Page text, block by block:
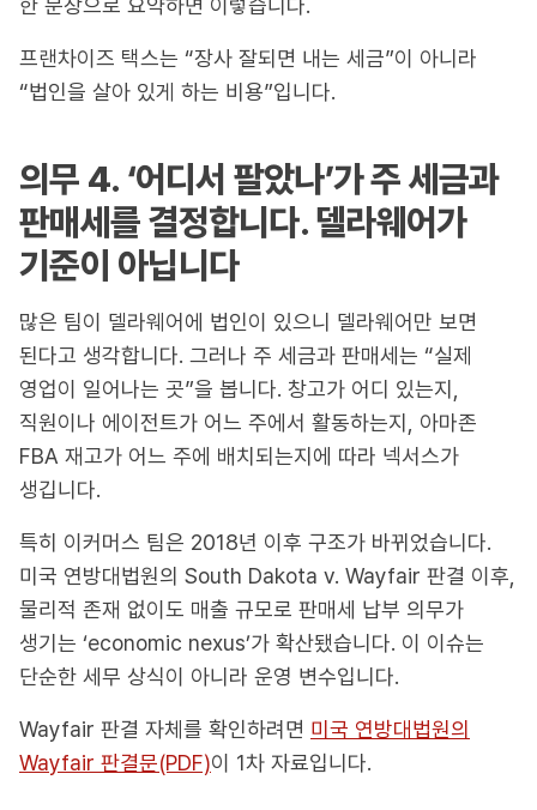
한 문장으로 요약하면 이렇습니다.
프랜차이즈 택스는 “장사 잘되면 내는 세금”이 아니라
“법인을 살아 있게 하는 비용”입니다.
의무 4. ‘어디서 팔았나’가 주 세금과
판매세를 결정합니다. 델라웨어가
기준이 아닙니다
많은 팀이 델라웨어에 법인이 있으니 델라웨어만 보면
된다고 생각합니다. 그러나 주 세금과 판매세는 “실제
영업이 일어나는 곳”을 봅니다. 창고가 어디 있는지,
직원이나 에이전트가 어느 주에서 활동하는지, 아마존
FBA 재고가 어느 주에 배치되는지에 따라 넥서스가
생깁니다.
특히 이커머스 팀은 2018년 이후 구조가 바뀌었습니다.
미국 연방대법원의 South Dakota v. Wayfair 판결 이후,
물리적 존재 없이도 매출 규모로 판매세 납부 의무가
생기는 ‘economic nexus’가 확산됐습니다. 이 이슈는
단순한 세무 상식이 아니라 운영 변수입니다.
Wayfair 판결 자체를 확인하려면 미국 연방대법원의
Wayfair 판결문(PDF)이 1차 자료입니다.